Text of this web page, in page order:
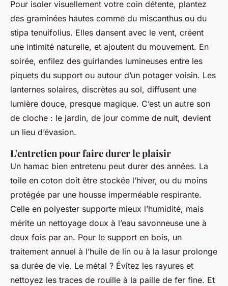
Pour isoler visuellement votre coin détente, plantez
des graminées hautes comme du miscanthus ou du
stipa tenuifolius. Elles dansent avec le vent, créent
une intimité naturelle, et ajoutent du mouvement. En
soirée, enfilez des guirlandes lumineuses entre les
piquets du support ou autour d’un potager voisin. Les
lanternes solaires, discrètes au sol, diffusent une
lumière douce, presque magique. C’est un autre son
de cloche : le jardin, de jour comme de nuit, devient
un lieu d’évasion.
L'entretien pour faire durer le plaisir
Un hamac bien entretenu peut durer des années. La
toile en coton doit être stockée l’hiver, ou du moins
protégée par une housse imperméable respirante.
Celle en polyester supporte mieux l’humidité, mais
mérite un nettoyage doux à l’eau savonneuse une à
deux fois par an. Pour le support en bois, un
traitement annuel à l’huile de lin ou à la lasur prolonge
sa durée de vie. Le métal ? Évitez les rayures et
nettoyez les traces de rouille à la paille de fer fine. Et